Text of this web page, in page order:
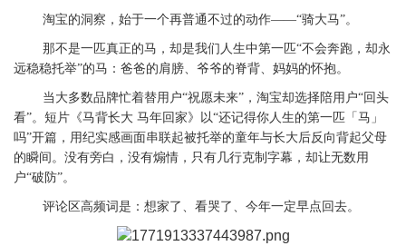
淘宝的洞察，始于一个再普通不过的动作——“骑大马”。
那不是一匹真正的马，却是我们人生中第一匹“不会奔跑，却永
远稳稳托举”的马：爸爸的肩膀、爷爷的脊背、妈妈的怀抱。
当大多数品牌忙着替用户“祝愿未来”，淘宝却选择陪用户“回头
看”。短片《马背长大 马年回家》以“还记得你人生的第一匹「马」
吗”开篇，用纪实感画面串联起被托举的童年与长大后反向背起父母
的瞬间。没有旁白，没有煽情，只有几行克制字幕，却让无数用
户“破防”。
评论区高频词是：想家了、看哭了、今年一定早点回去。